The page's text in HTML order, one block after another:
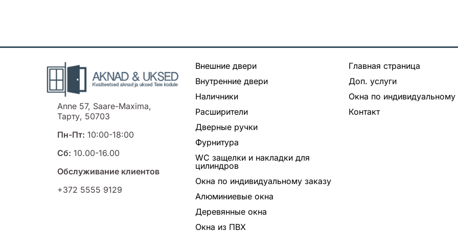
Anne 57, Saare-Maxima,
Тарту, 50703
Пн-Пт: 10:00-18:00
Сб: 10.00-16.00
Обслуживание клиентов
+372 5555 9129
Внешние двери
Внутренние двери
Наличники
Расширители
Дверные ручки
Фурнитура
WC защелки и накладки для
цилиндров
Окна по индивидуальному заказу
Алюминиевые окна
Деревянные окна
Окна из ПВХ
Главная страница
Доп. услуги
Окна по индивидуальному
Контакт